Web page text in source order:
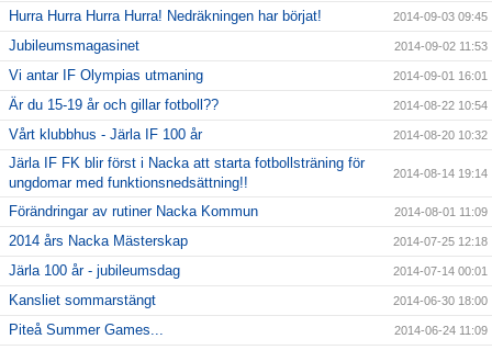
Hurra Hurra Hurra Hurra! Nedräkningen har börjat! 2014-09-03 09:45
Jubileumsmagasinet 2014-09-02 11:53
Vi antar IF Olympias utmaning 2014-09-01 16:01
Är du 15-19 år och gillar fotboll?? 2014-08-22 10:54
Vårt klubbhus - Järla IF 100 år 2014-08-20 10:32
Järla IF FK blir först i Nacka att starta fotbollsträning för
ungdomar med funktionsnedsättning!!
2014-08-14 19:14
Förändringar av rutiner Nacka Kommun 2014-08-01 11:09
2014 års Nacka Mästerskap 2014-07-25 12:18
Järla 100 år - jubileumsdag 2014-07-14 00:01
Kansliet sommarstängt 2014-06-30 18:00
Piteå Summer Games... 2014-06-24 11:09